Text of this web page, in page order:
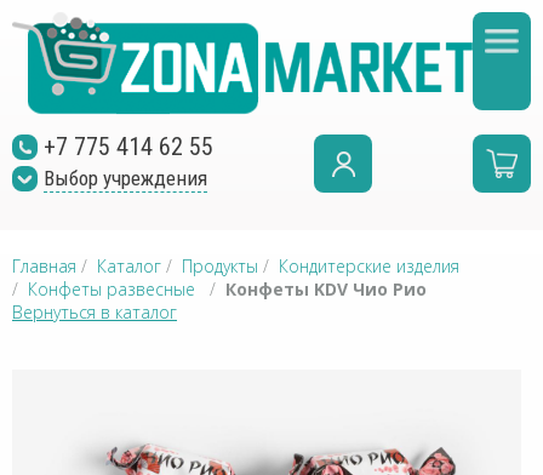
+7 775 414 62 55
Выбор учреждения
Главная / Каталог / Продукты / Кондитерские изделия
/ Конфеты развесные / Конфеты KDV Чио Рио
Вернуться в каталог